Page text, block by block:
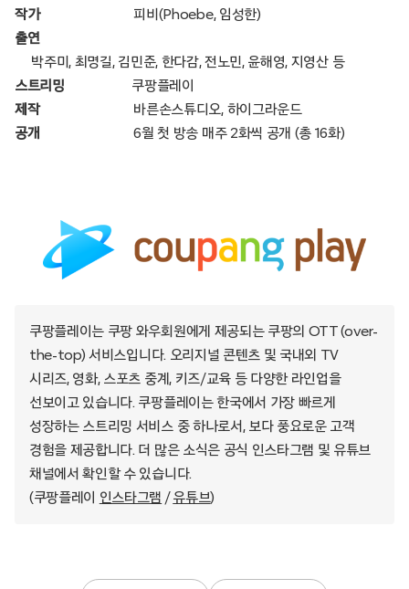
작가피비(Phoebe, 임성한)
출연
박주미, 최명길, 김민준, 한다감, 전노민, 윤해영, 지영산 등
스트리밍 쿠팡플레이
제작바른손스튜디오, 하이그라운드
공개
6월 첫 방송 매주 2화씩 공개 (총 16화)
쿠팡플레이는 쿠팡 와우회원에게 제공되는 쿠팡의 OTT (over-
the-top) 서비스입니다. 오리지널 콘텐츠 및 국내외 TV
시리즈, 영화, 스포츠 중계, 키즈/교육 등 다양한 라인업을
선보이고 있습니다. 쿠팡플레이는 한국에서 가장 빠르게
성장하는 스트리밍 서비스 중 하나로서, 보다 풍요로운 고객
경험을 제공합니다. 더 많은 소식은 공식 인스타그램 및 유튜브
채널에서 확인할 수 있습니다.
(쿠팡플레이 인스타그램 /유튜브)